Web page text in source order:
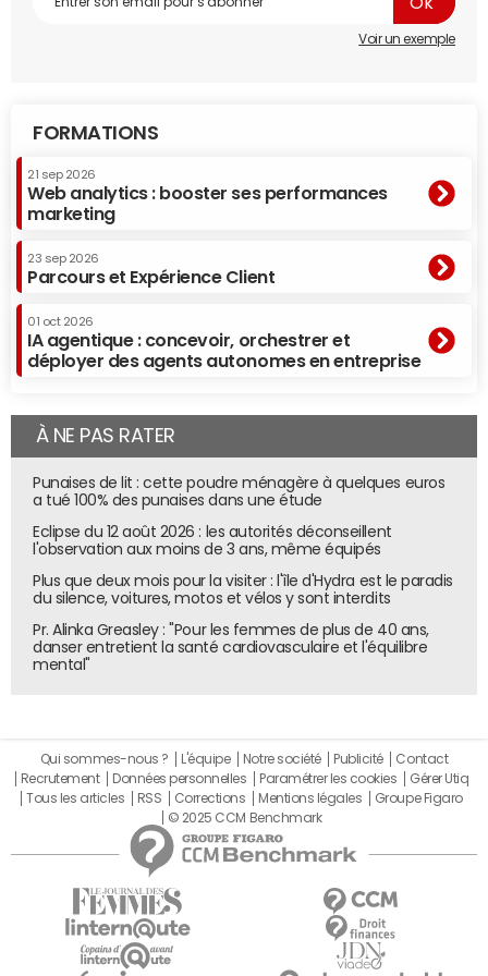
Trois versions de la distribution sont disponibles : Ubuntu,
Xubuntu qui propose un environnement pour les
terminaux légers.
Télécharger Ubuntu 9.10
Voir un exemple
FORMATIONS
21 sep 2026
Web analytics : booster ses performances
marketing
23 sep 2026
Parcours et Expérience Client
01 oct 2026
IA agentique : concevoir, orchestrer et
déployer des agents autonomes en entreprise
À NE PAS RATER
Punaises de lit : cette poudre ménagère à quelques euros
a tué 100% des punaises dans une étude
Eclipse du 12 août 2026 : les autorités déconseillent
l'observation aux moins de 3 ans, même équipés
Plus que deux mois pour la visiter : l'île d'Hydra est le paradis
du silence, voitures, motos et vélos y sont interdits
Pr. Alinka Greasley : "Pour les femmes de plus de 40 ans,
danser entretient la santé cardiovasculaire et l'équilibre
mental"
Qui sommes-nous ? L'équipe Notre société Publicité
Contact
Recrutement
Données personnelles Paramétrer les cookies
Gérer Utiq
Tous les articles
RSS Corrections Mentions légales
Groupe Figaro
© 2025 CCM Benchmark